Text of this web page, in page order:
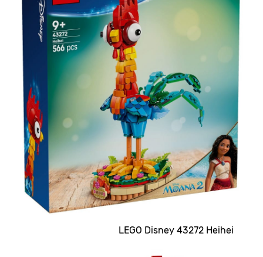
LEGO Disney 43272 Heihei